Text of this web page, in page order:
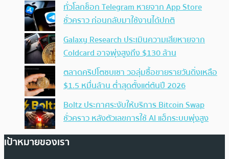
ทั่วโลกช็อก Telegram หายจาก App Store
ชั่วคราว ก่อนกลับมาใช้งานได้ปกติ
Galaxy Research ประเมินความเสียหายจาก
Coldcard อาจพุ่งสูงถึง $130 ล้าน
ตลาดคริปโตซบเซา วอลุ่มซื้อขายรายวันดิ่งเหลือ
$1.5 หมื่นล้าน ต่ำสุดตั้งแต่ต้นปี 2026
Boltz ประกาศระงับให้บริการ Bitcoin Swap
ชั่วคราว หลังตัวเลขการใช้ AI แฮ็กระบบพุ่งสูง
เป้าหมายของเรา